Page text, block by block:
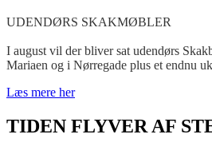
UDENDØRS SKAKMØBLER
I august vil der bliver sat udendørs
Mariaen og i Nørregade plus et endnu
Læs mere her
TIDEN FLYVER AF